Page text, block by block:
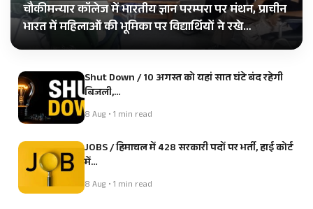
चौकीमन्यार कॉलेज में भारतीय ज्ञान परम्परा पर मंथन, प्राचीन
भारत में महिलाओं की भूमिका पर विद्यार्थियों ने रखे…
Shut Down / 10 अगस्त को यहां सात घंटे बंद रहेगी
बिजली,…
8 Aug • 1 min read
JOBS / हिमाचल में 428 सरकारी पदों पर भर्ती, हाई कोर्ट
में…
8 Aug • 1 min read